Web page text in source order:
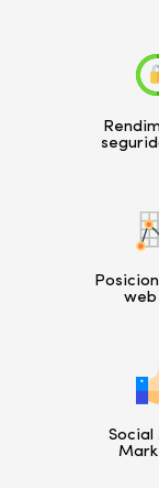
web
Social